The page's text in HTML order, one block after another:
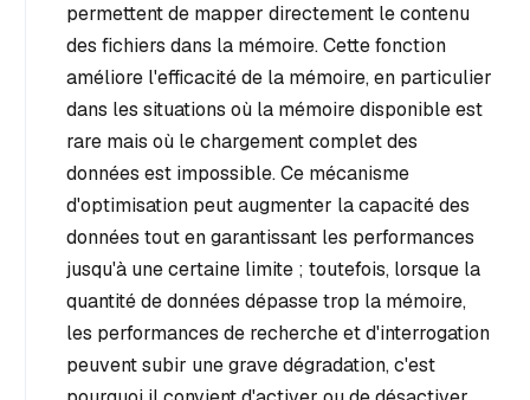
permettent de mapper directement le contenu
des fichiers dans la mémoire. Cette fonction
améliore l'efficacité de la mémoire, en particulier
dans les situations où la mémoire disponible est
rare mais où le chargement complet des
données est impossible. Ce mécanisme
d'optimisation peut augmenter la capacité des
données tout en garantissant les performances
jusqu'à une certaine limite ; toutefois, lorsque la
quantité de données dépasse trop la mémoire,
les performances de recherche et d'interrogation
peuvent subir une grave dégradation, c'est